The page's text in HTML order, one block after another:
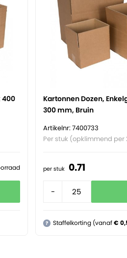
400
Kartonnen Dozen,
300 mm, Bruin
Artikelnr: 7400733
Per stuk (opklimmend per
per stuk 0.71
-
? Staffelkorting (vanaf€